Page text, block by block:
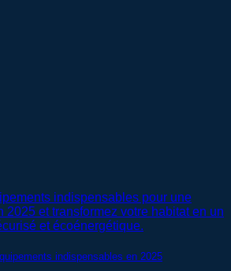
indispensables en 2025